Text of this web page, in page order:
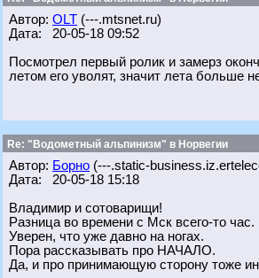
Автор: OLT (---.mtsnet.ru)
Дата: 20-05-18 09:52
Посмотрел первый ролик и замерз
летом его уволят, значит лета больше
Re: "Водометный альпинизм" в Норвегии
Автор: Борно (---.static-
Дата: 20-05-18 15:18
Владимир и сотоварищи!
Разница во времени с Мск всего-то час.
Уверен, что уже давно на ногах.
Пора рассказывать про НАЧАЛО.
Да, и про принимающую сторону тоже